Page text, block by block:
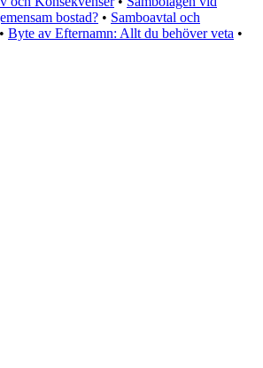
bostad? • Samboavtal och
• Byte av Efternamn: Allt du behöver veta •